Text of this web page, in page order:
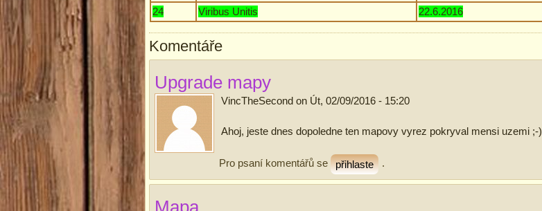
24
Viribus Unitis 22.6.2016
Komentáře
Upgrade mapy
VincTheSecond on Út, 02/09/2016 - 15:20
Ahoj, jeste dnes dopoledne ten mapovy vyrez pokryval mensi uzemi ;-)
Pro psaní komentářů se přihlaste .
Mapa